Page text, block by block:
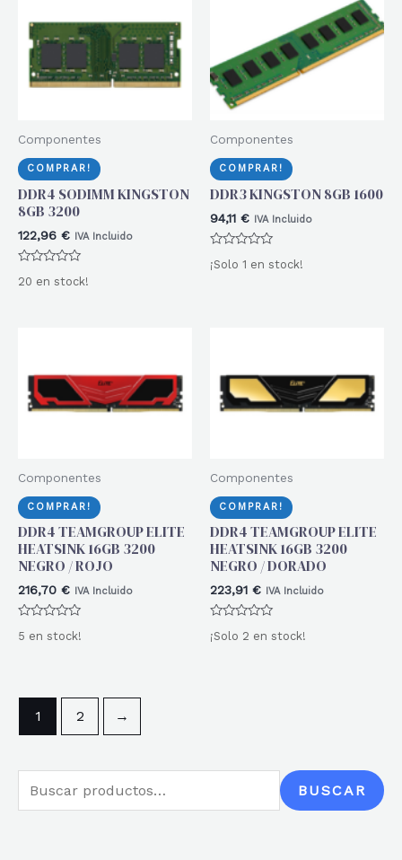
u
BUSCAR
Componentes
COMPRAR!
DDR4 SODIMM KINGSTON
8GB 3200
122,96 € IVA Incluido
con
20 en stock!
Componentes
COMPRAR!
DDR3 KINGSTON 8GB 1600
94,11 € IVA Incluido
con
¡Solo 1 en stock!
Componentes
COMPRAR!
DDR4 TEAMGROUP ELITE
HEATSINK 16GB 3200
NEGRO / ROJO
216,70 € IVA Incluido
con
5 en stock!
Componentes
COMPRAR!
DDR4 TEAMGROUP ELITE
HEATSINK 16GB 3200
NEGRO / DORADO
223,91 € IVA Incluido
Valorado
con
¡Solo 2 en stock!
1 2 →